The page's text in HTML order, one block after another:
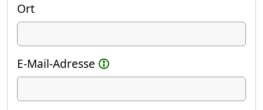
Ort
E-Mail-Adresse